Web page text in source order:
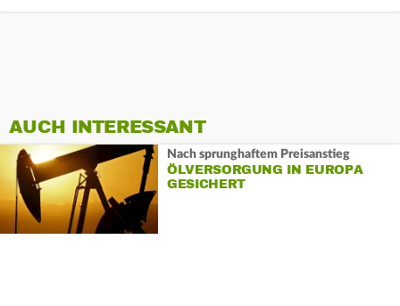
AUCH INTERESSANT
Nach sprunghaftem Preisanstieg
ÖLVERSORGUNG IN EUROPA
GESICHERT